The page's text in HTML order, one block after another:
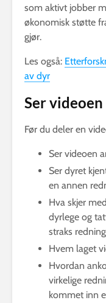
som aktivt jobber
økonomisk støtte
gjør.
Les også:
av dyr
Ser
Før du deler en
Ser videoen
Ser dyret
en annen
Hva skjer
dyrlege og
straks
Hvem laget
Hvordan
virkelige
kommet inn